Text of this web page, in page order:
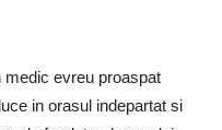
evreu proaspat
in orasul indepartat si